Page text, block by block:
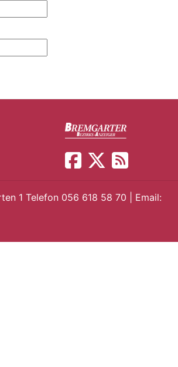
1 Telefon 056 618 58 70 | Email: